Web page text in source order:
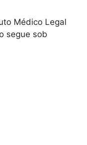
Médico Legal
segue sob